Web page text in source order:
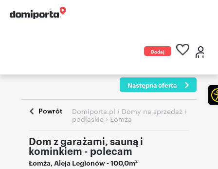
Dodaj
Następna oferta
Powrót Domiporta.pl › Domy na sprzedaż ›
podlaskie ›Łomża
Dom z garażami, sauną i
kominkiem - polecam
Łomża,Aleja Legionów- 100,0m2